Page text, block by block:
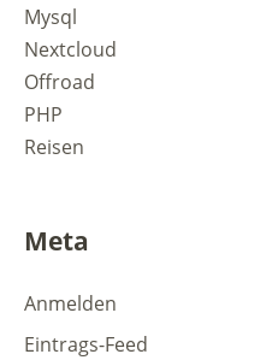
Mysql
Nextcloud
Offroad
PHP
Reisen
Meta
Anmelden
Eintrags-Feed